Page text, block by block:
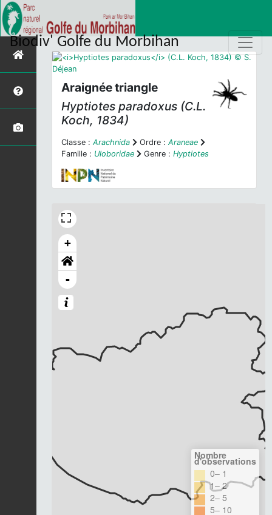
Biodiv' Golfe du Morbihan
Araignée triangle
Hyptiotes paradoxus (C.L.
Koch, 1834)
Classe : Arachnida Ordre : Araneae
Famille : Uloboridae Genre : Hyptiotes
+
-
Nombre
d'observations
0– 1
1– 2
2– 5
5– 10